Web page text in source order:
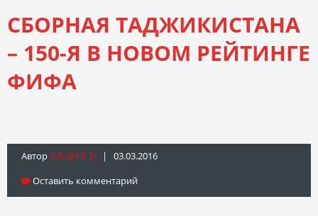
СБОРНАЯ ТАДЖИКИСТАНА
– 150-Я В НОВОМ РЕЙТИНГЕ
ФИФА
Автор Info@fft.tj | 03.03.2016
Оставить комментарий